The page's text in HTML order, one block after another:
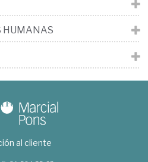
HUMANAS
al cliente